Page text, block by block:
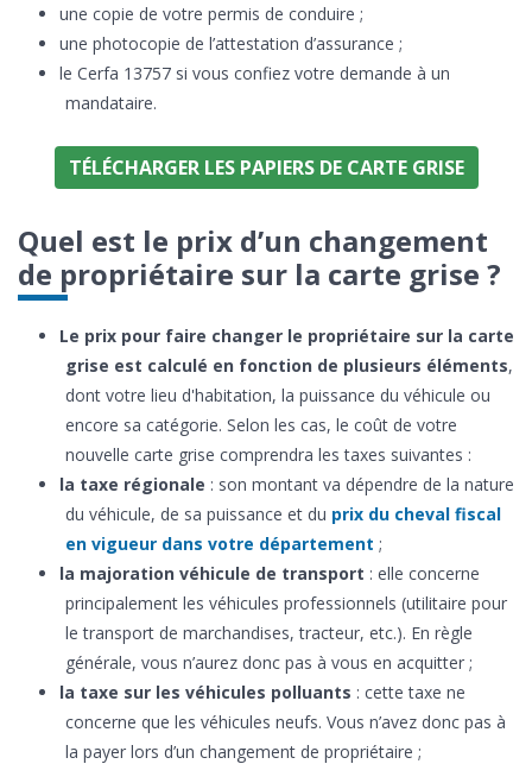
une copie de votre permis de conduire ;
une photocopie de l’attestation d’assurance ;
le Cerfa 13757 si vous confiez votre demande à un
mandataire.
TÉLÉCHARGER LES PAPIERS DE CARTE GRISE
Quel est le prix d’un changement
de propriétaire sur la carte grise ?
Le prix pour faire changer le propriétaire sur la carte
grise est calculé en fonction de plusieurs éléments,
dont votre lieu d'habitation, la puissance du véhicule ou
encore sa catégorie. Selon les cas, le coût de votre
nouvelle carte grise comprendra les taxes suivantes :
la taxe régionale : son montant va dépendre de la nature
du véhicule, de sa puissance et du prix du cheval fiscal
en vigueur dans votre département ;
la majoration véhicule de transport : elle concerne
principalement les véhicules professionnels (utilitaire pour
le transport de marchandises, tracteur, etc.). En règle
générale, vous n’aurez donc pas à vous en acquitter ;
la taxe sur les véhicules polluants : cette taxe ne
concerne que les véhicules neufs. Vous n’avez donc pas à
la payer lors d’un changement de propriétaire ;